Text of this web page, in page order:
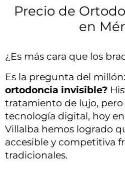
Precio de
en
¿Es más cara que los
Es la pregunta del millón:
ortodoncia invisible?
tratamiento de lujo, pero
tecnología digital, hoy
Villalba hemos logrado
accesible y competitiva
tradicionales.